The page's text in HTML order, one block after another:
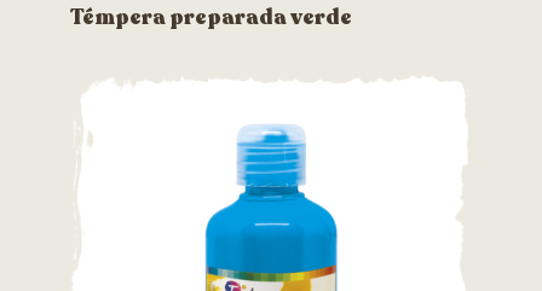
Témpera preparada verde